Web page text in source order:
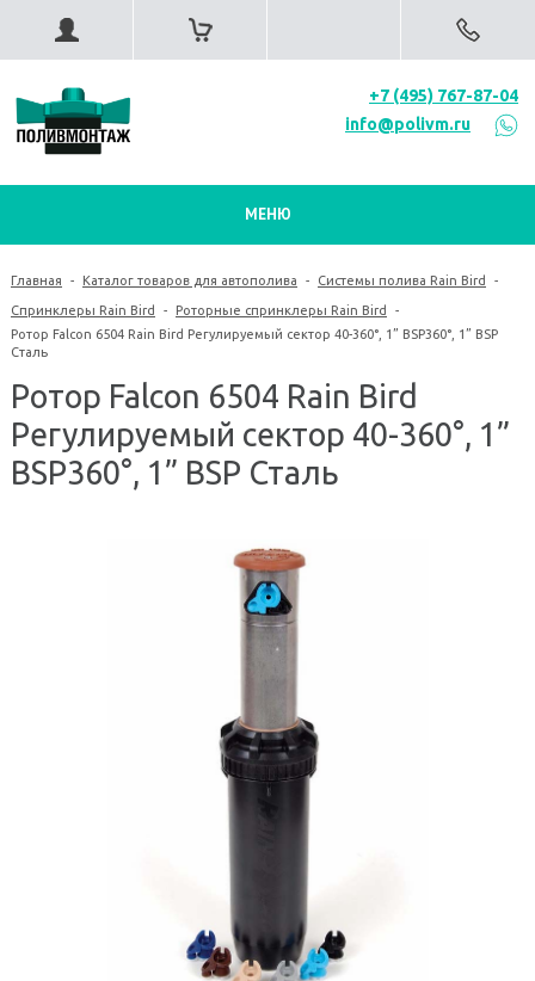
+7 (495) 767-87-04
info@polivm.ru
МЕНЮ
Главная - Каталог товаров для автополива - Системы полива Rain Bird -
Спринклеры Rain Bird - Роторные спринклеры Rain Bird
-
Ротор Falcon 6504 Rain Bird Регулируемый сектор 40-360°, 1” BSP360°, 1” BSP
Сталь
Ротор Falcon 6504 Rain Bird
Регулируемый сектор 40-360°, 1”
BSP360°, 1” BSP Сталь